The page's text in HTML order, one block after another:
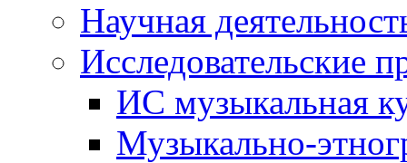
Научная
Исследовательские
ИС музыкальная
Музыкально-